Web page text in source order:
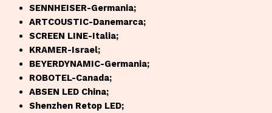
SENNHEISER-Germania;
ARTCOUSTIC-Danemarca;
SCREEN LINE-Italia;
KRAMER-Israel;
BEYERDYNAMIC-Germania;
ROBOTEL-Canada;
ABSEN LED China;
Shenzhen Retop LED;